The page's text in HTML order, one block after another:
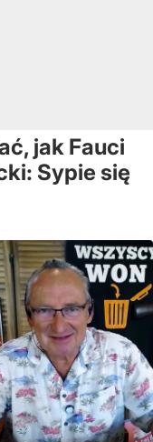
jak Fauci
Sypie się